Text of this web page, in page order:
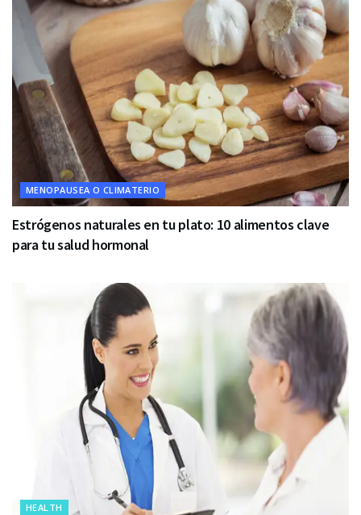
MENOPAUSEA O CLIMATERIO
Estrógenos naturales en tu plato: 10 alimentos clave
para tu salud hormonal
HEALTH